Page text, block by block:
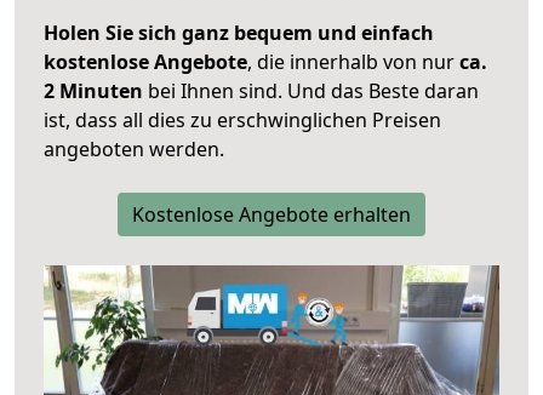
Holen Sie sich ganz bequem und einfach
kostenlose Angebote, die innerhalb von nurca.
2 Minuten bei Ihnen sind. Und das Beste daran
ist, dass all dies zu erschwinglichen Preisen
angeboten werden.
Kostenlose Angebote erhalten